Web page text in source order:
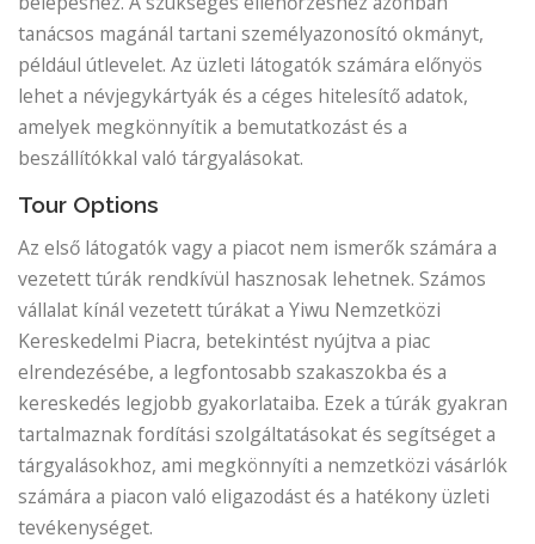
tanácsos magánál tartani személyazonosító okmányt,
például útlevelet. Az üzleti látogatók számára előnyös
lehet a névjegykártyák és a céges hitelesítő adatok,
amelyek megkönnyítik a bemutatkozást és a
beszállítókkal való tárgyalásokat.
Tour Options
Az első látogatók vagy a piacot nem ismerők számára a
vezetett túrák rendkívül hasznosak lehetnek. Számos
vállalat kínál vezetett túrákat a Yiwu Nemzetközi
Kereskedelmi Piacra, betekintést nyújtva a piac
elrendezésébe, a legfontosabb szakaszokba és a
kereskedés legjobb gyakorlataiba. Ezek a túrák gyakran
tartalmaznak fordítási szolgáltatásokat és segítséget a
tárgyalásokhoz, ami megkönnyíti a nemzetközi vásárlók
számára a piacon való eligazodást és a hatékony üzleti
tevékenységet.